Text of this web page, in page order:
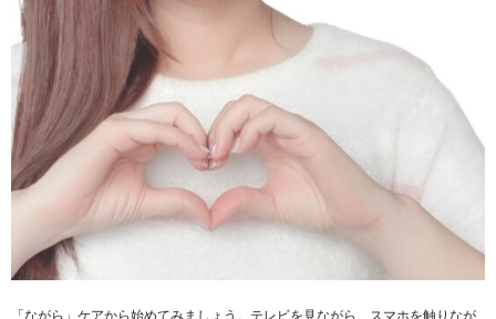
「ながら」ケアから始めてみましょう。テレビを見ながら、スマホを触りなが